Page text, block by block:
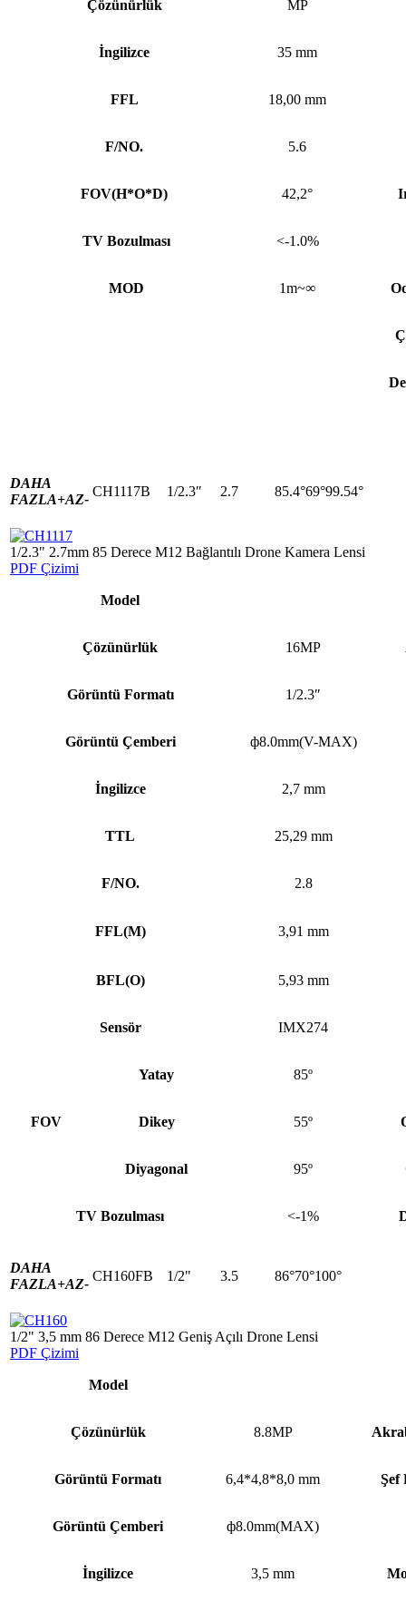
Çözünürlük MP
İngilizce 35 mm
FFL 18,00 mm
F/NO. 5.6
FOV(H*O*D) 42,2°
TV Bozulması <-1.0%
MOD 1m~∞
DAHA
FAZLA+AZ-
CH1117B 1/2.3″ 2.7 85.4°69°99.54°
1/2.3" 2.7mm 85 Derece M12 Bağlantılı Drone Kamera Lensi
PDF Çizimi
Model
Çözünürlük 16MP
Görüntü Formatı 1/2.3″
Görüntü Çemberi ф8.0mm(V-MAX)
İngilizce 2,7 mm
TTL 25,29 mm
F/NO. 2.8
FFL(M) 3,91 mm
BFL(O) 5,93 mm
Sensör IMX274
FOV
Yatay 85º
Dikey 55º
Diyagonal 95º
TV Bozulması <-1%
DAHA
FAZLA+AZ-
CH160FB 1/2" 3.5 86°70°100°
1/2" 3,5 mm 86 Derece M12 Geniş Açılı Drone Lensi
PDF Çizimi
Model
Çözünürlük 8.8MP
Görüntü Formatı 6,4*4,8*8,0 mm Şef
Görüntü Çemberi ф8.0mm(MAX)
İngilizce 3,5 mm